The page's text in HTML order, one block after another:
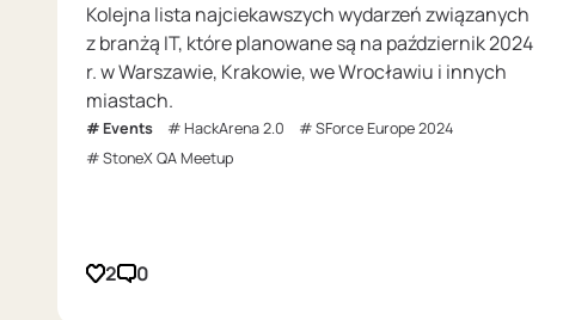
Kolejna lista najciekawszych wydarzeń związanych
z branżą IT, które planowane są na październik 2024
r. w Warszawie, Krakowie, we Wrocławiu i innych
miastach.
Events HackArena 2.0
SForce Europe 2024
StoneX QA Meetup
2 0